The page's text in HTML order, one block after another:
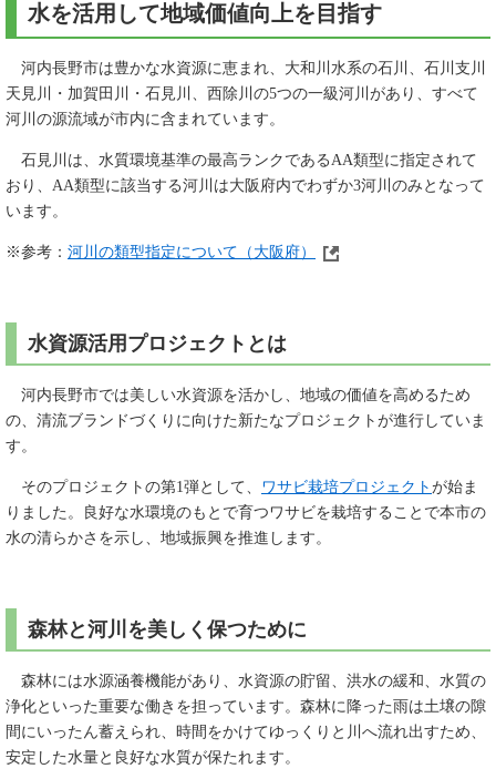
水を活用して地域価値向上を目指す
河内長野市は豊かな水資源に恵まれ、大和川水系の石川、石川支川
天見川・加賀田川・石見川、西除川の5つの一級河川があり、すべて
河川の源流域が市内に含まれています。
石見川は、水質環境基準の最高ランクであるAA類型に指定されて
おり、AA類型に該当する河川は大阪府内でわずか3河川のみとなって
います。
※参考： 河川の類型指定について（大阪府）
水資源活用プロジェクトとは
河内長野市では美しい水資源を活かし、地域の価値を高めるため
の、清流ブランドづくりに向けた新たなプロジェクトが進行していま
す。
そのプロジェクトの第1弾として、 ワサビ栽培プロジェクト が始ま
りました。良好な水環境のもとで育つワサビを栽培することで本市の
水の清らかさを示し、地域振興を推進します。
森林と河川を美しく保つために
森林には水源涵養機能があり、水資源の貯留、洪水の緩和、水質の
浄化といった重要な働きを担っています。森林に降った雨は土壌の隙
間にいったん蓄えられ、時間をかけてゆっくりと川へ流れ出すため、
安定した水量と良好な水質が保たれます。